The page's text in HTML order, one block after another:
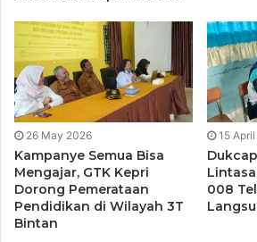
SMP Al Ihsan Bintan
Kepala Sekolah SMP Al Ihsan Melvin
sekolah terus berupaya memberikan
buat santri. “Alhamdulillah santri
lulus semuanya. Semoga mereka
handal di kemudian hari,” kata Melvin.
Sebagai Ketua Yayasan, Zulkifli
26 May 2026
Kampanye Semua Bisa
Mengajar, GTK Kepri
Dorong Pemerataan
Pendidikan di Wilayah 3T
Bintan
15
008